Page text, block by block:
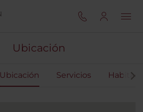
Ubicación
Ubicación Servicios